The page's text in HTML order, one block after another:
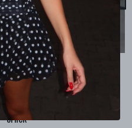
%100 KETEN SALAŞ GÖMLEK - Bej
₺ 2,099.99
₺ 1,469.99
örnek